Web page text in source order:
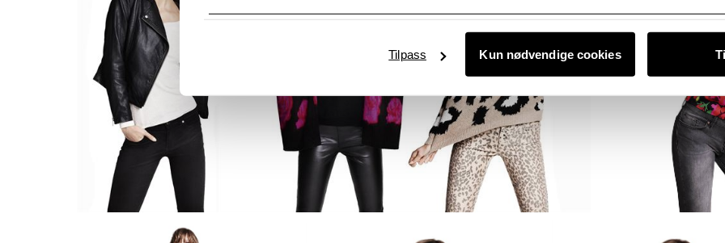
Kun nødvendige cookies
Tilpass